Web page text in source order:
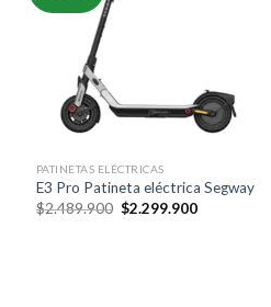
PATINETAS ELÉCTRICAS
E3 Pro Patineta eléctrica Segway
$2.489.900 Original
price
$2.299.900Current